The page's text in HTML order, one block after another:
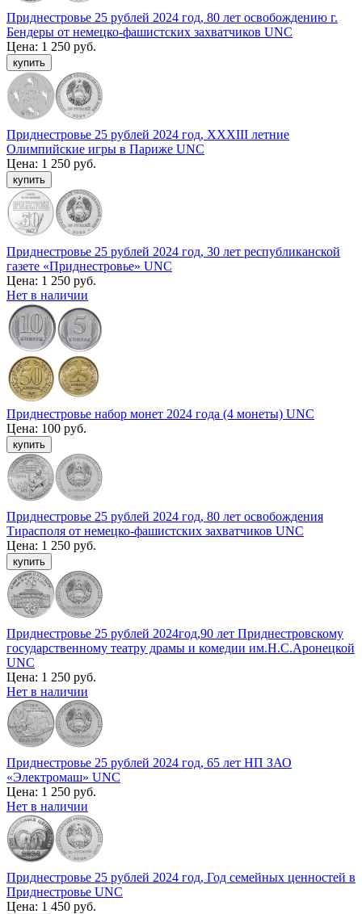
Приднестровье 25 рублей 2024 год, 80 лет освобождению г.
Бендеры от немецко-фашистских захватчиков UNC
Цена: 1 250 руб.
Приднестровье 25 рублей 2024 год, XXXIII летние
Олимпийские игры в Париже UNC
Цена: 1 250 руб.
Приднестровье 25 рублей 2024 год, 30 лет республиканской
газете «Приднестровье» UNC
Цена: 1 250 руб.
Нет в наличии
Приднестровье набор монет 2024 года (4 монеты) UNC
Цена: 100 руб.
Приднестровье 25 рублей 2024 год, 80 лет освобождения
Тирасполя от немецко-фашистских захватчиков UNC
Цена: 1 250 руб.
Приднестровье 25 рублей 2024год,90 лет Приднестровскому
государственному театру драмы и комедии им.Н.С.Аронецкой
UNC
Цена: 1 250 руб.
Нет в наличии
Приднестровье 25 рублей 2024 год, 65 лет НП ЗАО
«Электромаш» UNC
Цена: 1 250 руб.
Нет в наличии
Приднестровье 25 рублей 2024 год, Год семейных ценностей в
Приднестровье UNC
Цена: 1 450 руб.